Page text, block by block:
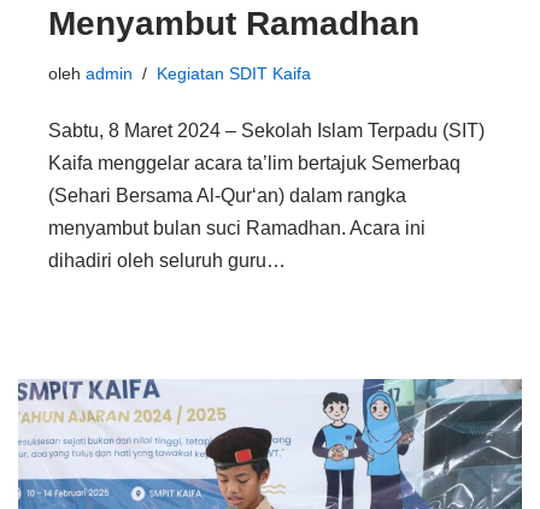
Menyambut Ramadhan
oleh admin Kegiatan SDIT Kaifa
Sabtu, 8 Maret 2024 – Sekolah Islam Terpadu (SIT)
Kaifa menggelar acara ta’lim bertajuk Semerbaq
(Sehari Bersama Al-Qur‘an) dalam rangka
menyambut bulan suci Ramadhan. Acara ini
dihadiri oleh seluruh guru…